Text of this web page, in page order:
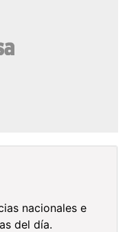
nacionales e
del día.